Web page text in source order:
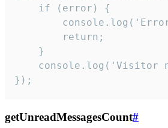
    if (error) {
        return;
    }
console.log('Visitor
});
getUnreadMessagesCount#